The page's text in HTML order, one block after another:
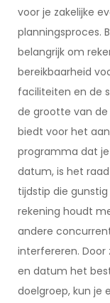
voor je zakelijke
planningsproces.
belangrijk om
bereikbaarheid
faciliteiten en de
de grootte van
biedt voor het
programma dat
datum, is het
tijdstip die
rekening houdt
andere
interfereren. Door
en datum het
doelgroep, kun je